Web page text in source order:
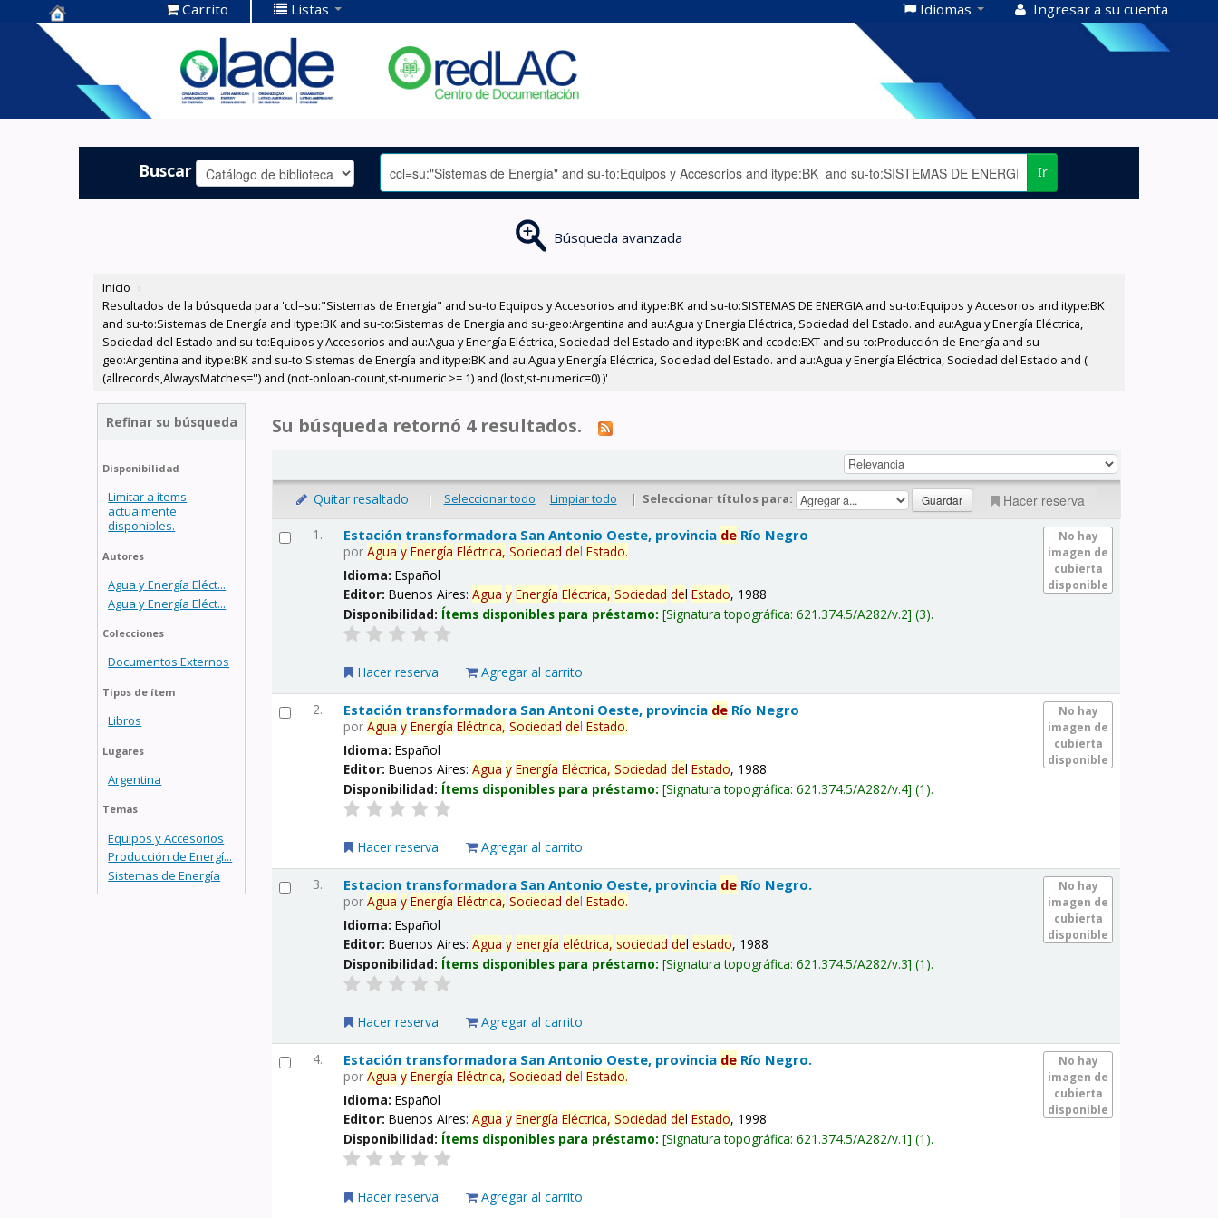
Centro de
Documentación
OLADE -
Carrito Listas Idiomas Ingresar a su cuenta
Buscar Ir
Búsqueda avanzada
Inicio ›
Resultados de la búsqueda para 'ccl=su:"Sistemas de Energía" and su-to:Equipos y Accesorios and itype:BK and su-to:SISTEMAS DE ENERGIA and su-to:Equipos y Accesorios and itype:BK
and su-to:Sistemas de Energía and itype:BK and su-to:Sistemas de Energía and su-geo:Argentina and au:Agua y Energía Eléctrica, Sociedad del Estado. and au:Agua y Energía Eléctrica,
Sociedad del Estado and su-to:Equipos y Accesorios and au:Agua y Energía Eléctrica, Sociedad del Estado and itype:BK and ccode:EXT and su-to:Producción de Energía and su-
geo:Argentina and itype:BK and su-to:Sistemas de Energía and itype:BK and au:Agua y Energía Eléctrica, Sociedad del Estado. and au:Agua y Energía Eléctrica, Sociedad del Estado and (
(allrecords,AlwaysMatches='') and (not-onloan-count,st-numeric >= 1) and (lost,st-numeric=0) )'
Refinar su búsqueda
Disponibilidad
Limitar a ítems
actualmente
disponibles.
Autores
Agua y Energía Eléct...
Agua y Energía Eléct...
Colecciones
Documentos Externos
Tipos de ítem
Libros
Lugares
Argentina
Temas
Equipos y Accesorios
Producción de Energí...
Sistemas de Energía
Su búsqueda retornó 4 resultados.
Quitar resaltado | Seleccionar todo Limpiar todo | Seleccionar títulos para: Hacer reserva
1.
No hay
imagen de
cubierta
disponible
Estación transformadora San Antonio Oeste, provincia de Río Negro
porAgua y Energía Eléctrica, Sociedad delEstado.
Idioma:Español
Editor:Buenos Aires:Agua y Energía Eléctrica, Sociedad delEstado, 1988
Disponibilidad: Ítems disponibles para préstamo: Signatura topográfica:621.374.5/A282/v.2 (3).
Hacer reserva Agregar al carrito
2.
No hay
imagen de
cubierta
disponible
Estación transformadora San Antoni Oeste, provincia de Río Negro
porAgua y Energía Eléctrica, Sociedad delEstado.
Idioma:Español
Editor:Buenos Aires:Agua y Energía Eléctrica, Sociedad delEstado, 1988
Disponibilidad: Ítems disponibles para préstamo: Signatura topográfica:621.374.5/A282/v.4 (1).
Hacer reserva Agregar al carrito
3.
No hay
imagen de
cubierta
disponible
Estacion transformadora San Antonio Oeste, provincia de Río Negro.
porAgua y Energía Eléctrica, Sociedad delEstado.
Idioma:Español
Editor:Buenos Aires:Agua y energía eléctrica, sociedad delestado, 1988
Disponibilidad: Ítems disponibles para préstamo: Signatura topográfica:621.374.5/A282/v.3 (1).
Hacer reserva Agregar al carrito
4.
No hay
imagen de
cubierta
disponible
Estación transformadora San Antonio Oeste, provincia de Río Negro.
porAgua y Energía Eléctrica, Sociedad delEstado.
Idioma:Español
Editor:Buenos Aires:Agua y Energía Eléctrica, Sociedad delEstado, 1998
Disponibilidad: Ítems disponibles para préstamo: Signatura topográfica:621.374.5/A282/v.1 (1).
Hacer reserva Agregar al carrito